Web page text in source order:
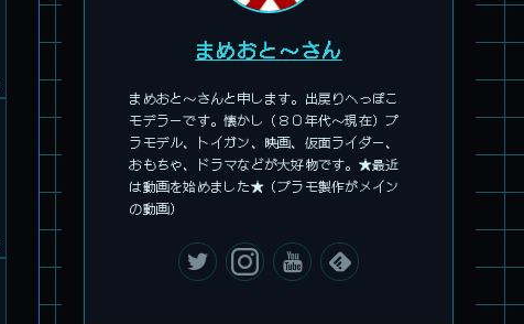
まめおと～さん
まめおと～さんと申します。出戻りへっぽこ
モデラーです。懐かし（８０年代～現在）プ
ラモデル、トイガン、映画、仮面ライダー、
おもちゃ、ドラマなどが大好物です。★最近
は動画を始めました★（プラモ製作がメイン
の動画）